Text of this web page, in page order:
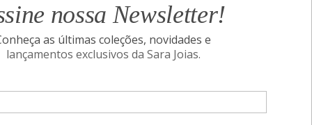
nossa Newsletter!
as últimas coleções, novidades e
lançamentos exclusivos da Sara Joias.
Assine nossa Newsletter!
Conheça as últimas coleções, novidades e
SIGA-NOS